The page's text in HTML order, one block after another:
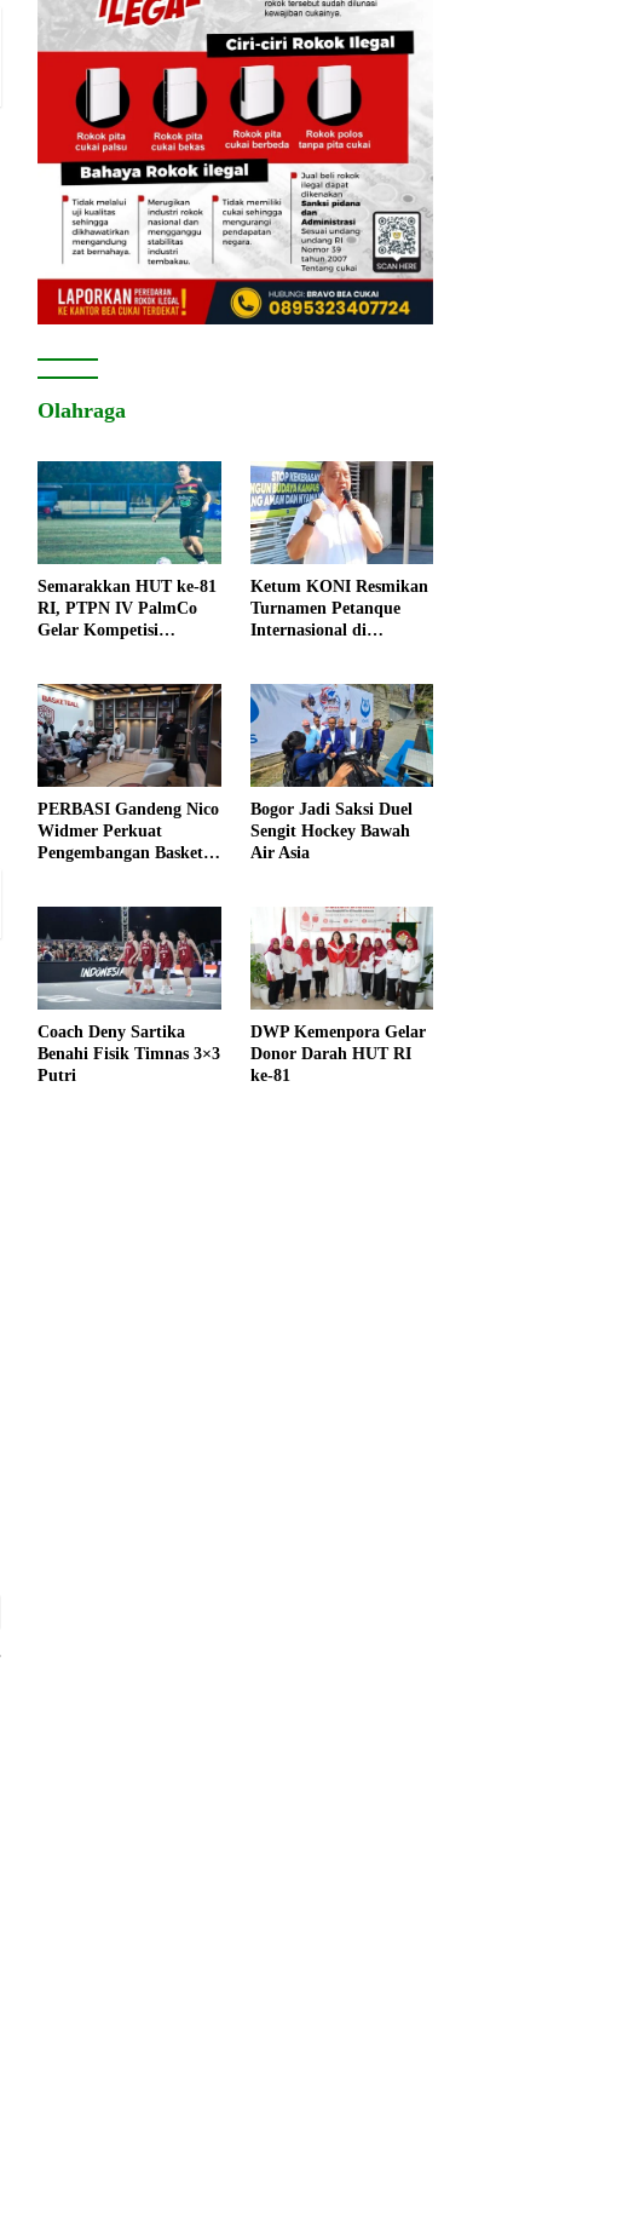
Olahraga
Semarakkan HUT ke-81
RI, PTPN IV PalmCo
Gelar Kompetisi
Ketum KONI Resmikan
Turnamen Petanque
Internasional di
PERBASI Gandeng Nico
Widmer Perkuat
Pengembangan Basket
Bogor Jadi Saksi Duel
Sengit Hockey Bawah
Air Asia
Coach Deny Sartika
Benahi Fisik Timnas 3×3
Putri
DWP Kemenpora Gelar
Donor Darah HUT RI
ke-81